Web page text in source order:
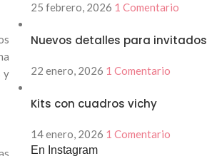
y
25 febrero, 2026 1 Comentario
Nuevos detalles para invitados
22 enero, 2026 1 Comentario
Kits con cuadros vichy
14 enero, 2026 1 Comentario
En Instagram